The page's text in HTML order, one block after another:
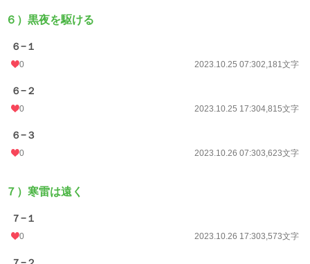
６）黒夜を駆ける
６−１
0 2023.10.25 07:302,181文字
６−２
0 2023.10.25 17:304,815文字
６−３
0 2023.10.26 07:303,623文字
７）寒雷は遠く
７−１
0 2023.10.26 17:303,573文字